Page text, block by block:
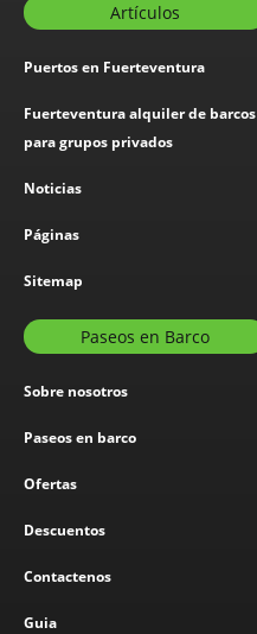
Artículos
Puertos en Fuerteventura
Fuerteventura alquiler de barcos
para grupos privados
Noticias
Páginas
Sitemap
Paseos en Barco
Sobre nosotros
Paseos en barco
Ofertas
Descuentos
Contactenos
Guia